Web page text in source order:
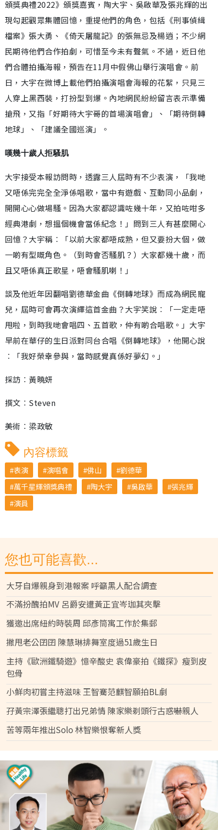
頒獎典禮2022》頒獎嘉賓，陶大宇、吳啟華及張兆輝的出
現勾起觀眾集體回憶，重提他們的角色，包括《刑事偵緝
檔案》張大勇、《倚天屠龍記》的張無忌及楊逍；不少網
民期待他們合作拍劇，可惜至今未有聲氣。不過，近日他
們合體拍攝海報，預告在11月中假佛山舉行演唱會。前
日，大宇在微博上載他們拍攝演唱會海報的花絮，只見三
人穿上黑西裝，打扮型到爆。內地網民紛紛留言表示準備
搶飛，又指「好期待大宇哥的首場演唱會」、「期待倒轉
地球」、「建議全國巡演」。
嘆幾十歲人拒騷肌
大宇接受本報訪問時，透露三人屆時有不少表演，「我哋
又唔係完完全全淨係唱歌，當中有遊戲、互動同小品劇，
開開心心做場騷。因為大家都認識咗幾十年，又拍咗咁多
經典港劇，想搵個機會當係紀念！」問到三人有甚麼開心
回憶？大宇稱︰「以前大家都唔成熟，但又要扮大個，做
一啲有型嘅角色。（到時會否騷肌？）大家都幾十歲，而
且又唔係真正歌星，唔會騷肌喇！」
談及他近年因翻唱劉德華金曲《倒轉地球》而成為網民寵
兒，屆時可會再次演繹這首金曲？大宇笑說︰「一定走唔
甩啦，到時我哋會唱四、五首歌，仲有啲合唱歌。」大宇
早前在華仔的生日派對同台合唱《倒轉地球》，他開心說
︰「我好榮幸參與，當時感覺真係好夢幻。」
採訪︰黃曉妍
撰文︰Steven
美術︰梁政敏
內容標籤
表演 演唱會 佛山
劉德華
萬千星輝頒獎典禮
陶大宇 吳啟華
張兆輝
演員
您也可能喜歡...
大牙自爆親身到港報案 呼籲黑人配合調查
不滿扮醜拍MV 呂爵安遭黃正宜岑珈其夾擊
獲邀出席紐約時裝周 邱彥筒寓工作於集郵
撇甩老公囝囝 陳慧琳排舞室度過51歲生日
主持《歐洲鐵騎遊》憶辛酸史 袁偉豪拍《鐵探》瘦到皮
包骨
小鮮肉初嘗主持滋味 王智騫范麒智願拍BL劇
孖黃宗澤張繼聰打出兄弟情 陳家樂剃頭行古惑嚇親人
苦等兩年推出Solo 林智樂恨奪新人獎